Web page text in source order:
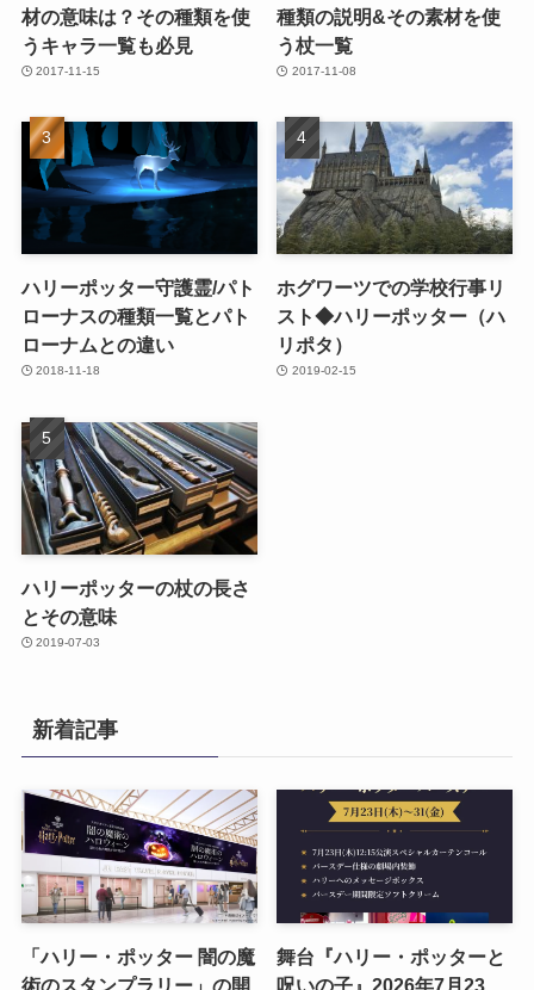
材の意味は？その種類を使
うキャラ一覧も必見
2017-11-15
種類の説明&その素材を使
う杖一覧
2017-11-08
ハリーポッター守護霊/パト
ローナスの種類一覧とパト
ローナムとの違い
2018-11-18
ホグワーツでの学校行事リ
スト◆ハリーポッター（ハ
リポタ）
2019-02-15
ハリーポッターの杖の長さ
とその意味
2019-07-03
新着記事
「ハリー・ポッター 闇の魔
術のスタンプラリー」の開
舞台『ハリー・ポッターと
呪いの子』2026年7月23